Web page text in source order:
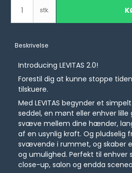
stk.
Beskrivelse
Introducing LEVITAS 2.0!
Forestil dig at kunne stoppe
tilskuere.
Med LEVITAS begynder et
seddel, en mønt eller enhver
svæve mellem dine hænder,
af en usynlig kraft. Og pludselig
svævende i rummet, og skaber
og umulighed. Perfekt til enhver
close-up, salon og endda